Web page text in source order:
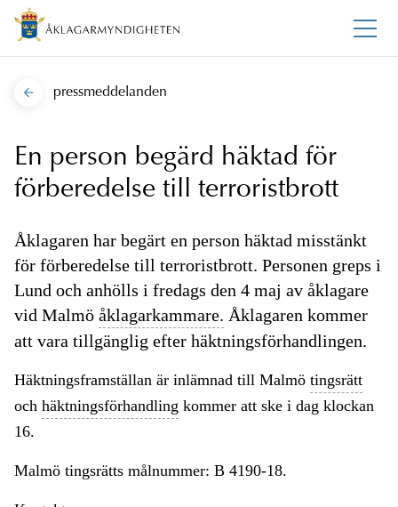
pressmeddelanden
En person begärd häktad för
förberedelse till terroristbrott
Åklagaren har begärt en person häktad misstänkt
för förberedelse till terroristbrott. Personen greps i
Lund och anhölls i fredags den 4 maj av åklagare
vid Malmö åklagarkammare. Åklagaren kommer
att vara tillgänglig efter häktningsförhandlingen.
Häktningsframställan är inlämnad till Malmö tingsrätt
och häktningsförhandling kommer att ske i dag klockan
16.
Malmö tingsrätts målnummer: B 4190-18.